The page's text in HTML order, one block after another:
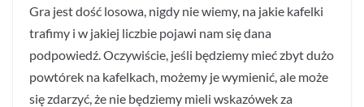
Gra jest dość losowa, nigdy nie wiemy, na jakie kafelki
trafimy i w jakiej liczbie pojawi nam się dana
podpowiedź. Oczywiście, jeśli będziemy mieć zbyt dużo
powtórek na kafelkach, możemy je wymienić, ale może
się zdarzyć, że nie będziemy mieli wskazówek za